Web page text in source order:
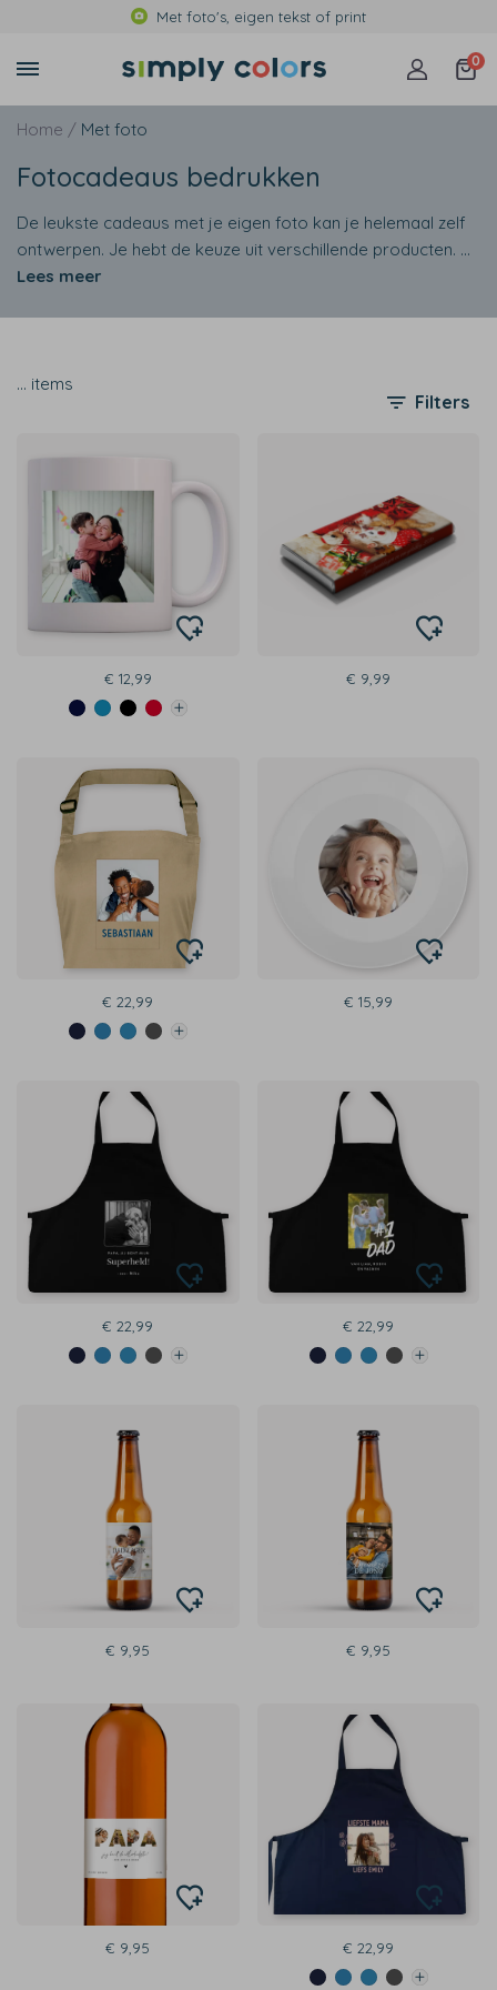
Met foto's, eigen tekst of print
0
Home / Met foto
Fotocadeaus bedrukken
De leukste cadeaus met je eigen foto kan je helemaal zelf
ontwerpen. Je hebt de keuze uit verschillende producten. ...
Lees meer
… items
Filters
€ 12,99 € 9,99
€ 22,99 € 15,99
€ 22,99 € 22,99
€ 9,95 € 9,95
€ 9,95 € 22,99